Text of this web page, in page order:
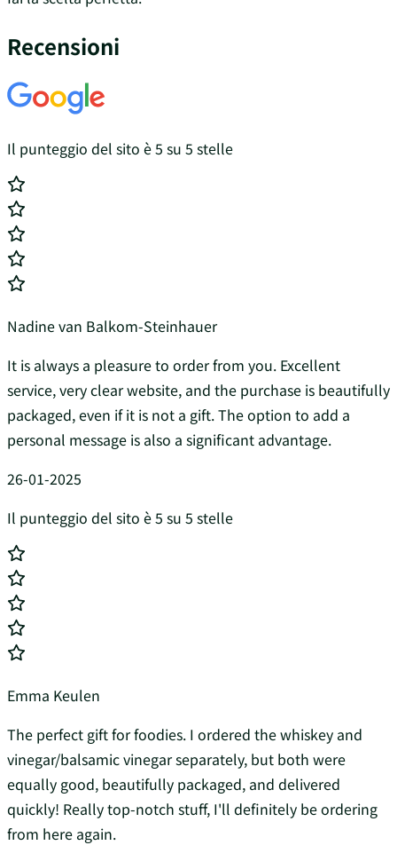
Recensioni
Il punteggio del sito è 5 su 5 stelle
Nadine van Balkom-Steinhauer
It is always a pleasure to order from you. Excellent
service, very clear website, and the purchase is beautifully
packaged, even if it is not a gift. The option to add a
personal message is also a significant advantage.
26-01-2025
Il punteggio del sito è 5 su 5 stelle
Emma Keulen
The perfect gift for foodies. I ordered the whiskey and
vinegar/balsamic vinegar separately, but both were
equally good, beautifully packaged, and delivered
quickly! Really top-notch stuff, I'll definitely be ordering
from here again.